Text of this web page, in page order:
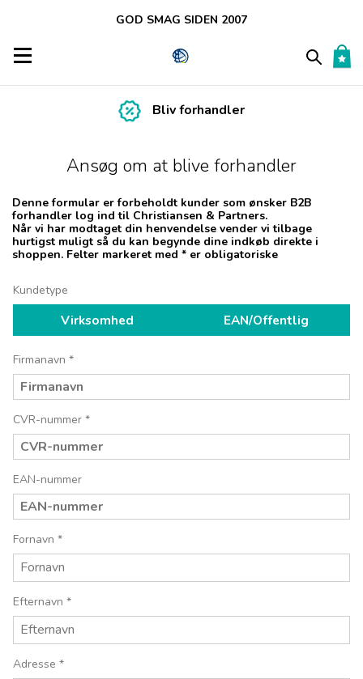
GOD SMAG SIDEN 2007
Toggle navigation
Bliv forhandler
Ansøg om at blive forhandler
Denne formular er forbeholdt kunder som ønsker B2B
forhandler log ind til Christiansen & Partners.
Når vi har modtaget din henvendelse vender vi tilbage
hurtigst muligt så du kan begynde dine indkøb direkte i
shoppen. Felter markeret med * er obligatoriske
Kundetype
Virksomhed EAN/Offentlig
Firmanavn *
CVR-nummer *
EAN-nummer
Fornavn *
Efternavn *
Adresse *